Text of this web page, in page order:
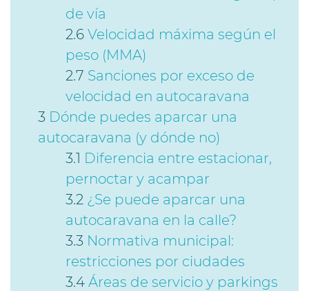
de vía
Velocidad máxima según el
peso (MMA)
Sanciones por exceso de
velocidad en autocaravana
Dónde puedes aparcar una
autocaravana (y dónde no)
Diferencia entre estacionar,
pernoctar y acampar
¿Se puede aparcar una
autocaravana en la calle?
Normativa municipal:
restricciones por ciudades
Áreas de servicio y parkings